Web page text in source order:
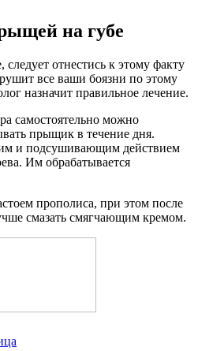
на губе
отнестись к этому факту
все ваши боязни по этому
назначит правильное лечение.
самостоятельно можно
прыщик в течение дня.
и подсушивающим действием
Им обрабатывается
прополиса, при этом после
смазать смягчающим кремом.